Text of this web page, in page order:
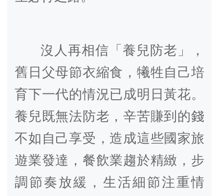
沒人再相信「養兒防老」，
舊日父母節衣縮食，犧牲自己培
育下一代的情況已成明日黃花。
養兒既無法防老，辛苦賺到的錢
不如自己享受，造成這些國家旅
遊業發達，餐飲業趨於精緻，步
調節奏放緩，生活細節注重情